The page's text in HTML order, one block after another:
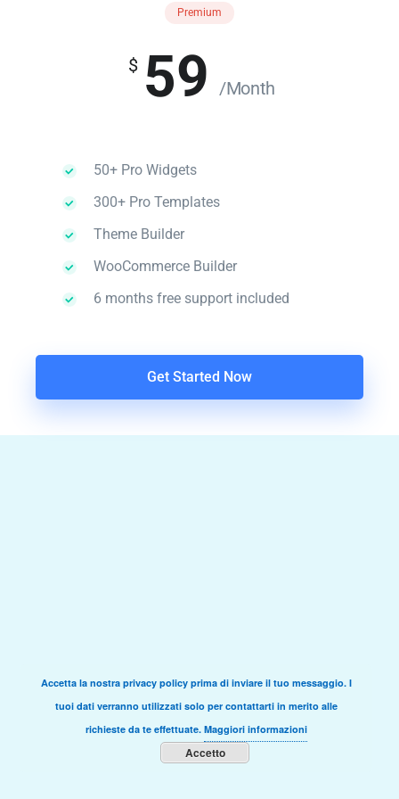
Premium
$ 59 /Month
50+ Pro Widgets
300+ Pro Templates
Theme Builder
WooCommerce Builder
6 months free support included
Get Started Now
Accetta la nostra privacy policy prima di inviare il tuo messaggio. I
tuoi dati verranno utilizzati solo per contattarti in merito alle
richieste da te effettuate. Maggiori informazioni
Accetto